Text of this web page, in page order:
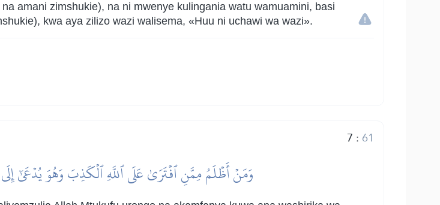
amani zimshukie), na ni mwenye kulingania watu wamuamini, basi
kwa aya zilizo wazi walisema, «Huu ni uchawi wa wazi».
7 :61
وَمَنۡ أَظۡلَمُ مِمَّنِ ٱفۡتَرَىٰ عَلَى ٱللَّهِ ٱلۡكَذِبَ وَهُوَ يُدۡعَىٰٓ